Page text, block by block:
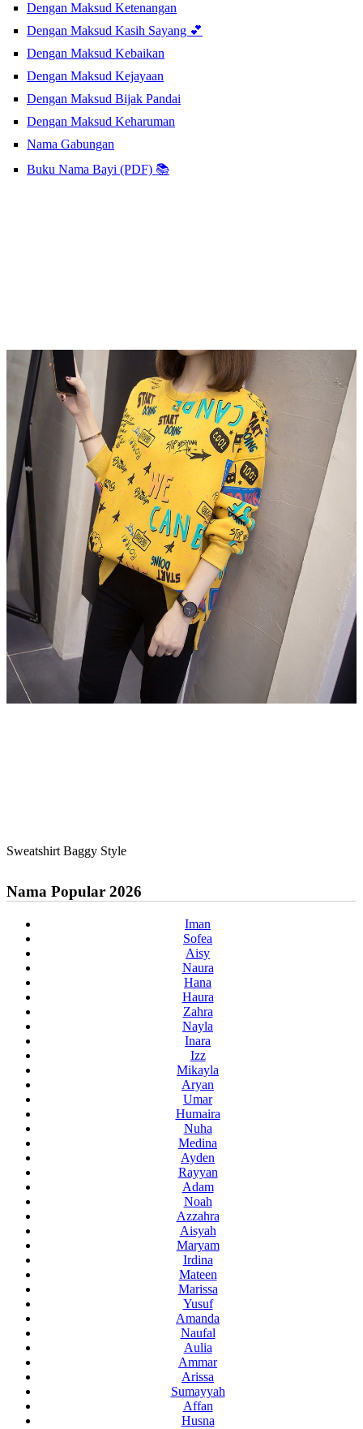
Dengan Maksud Ketenangan
Dengan Maksud Kasih Sayang 💕
Dengan Maksud Kebaikan
Dengan Maksud Kejayaan
Dengan Maksud Bijak Pandai
Dengan Maksud Keharuman
Nama Gabungan
Buku Nama Bayi (PDF) 📚
Sweatshirt Baggy Style
Nama Popular 2026
Iman
Sofea
Aisy
Naura
Hana
Haura
Zahra
Nayla
Inara
Izz
Mikayla
Aryan
Umar
Humaira
Nuha
Medina
Ayden
Rayyan
Adam
Noah
Azzahra
Aisyah
Maryam
Irdina
Mateen
Marissa
Yusuf
Amanda
Naufal
Aulia
Ammar
Arissa
Sumayyah
Affan
Husna